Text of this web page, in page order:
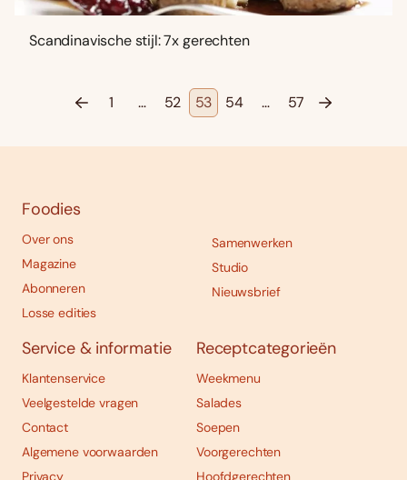
Scandinavische stijl: 7x gerechten
1 … 52 53 54 … 57
Foodies
Over ons
Magazine
Abonneren
Losse edities
Samenwerken
Studio
Nieuwsbrief
Service & informatie
Klantenservice
Veelgestelde vragen
Contact
Algemene voorwaarden
Privacy
Receptcategorieën
Weekmenu
Salades
Soepen
Voorgerechten
Hoofdgerechten